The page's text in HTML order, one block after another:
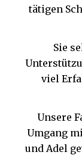
tätigen
Sie
viel
Unsere
Umgang
und Adel